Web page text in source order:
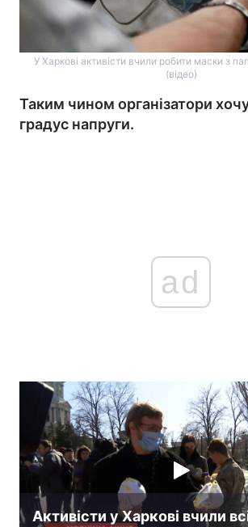
У Харкові активісти вчили робити маски з
(відео)
Таким чином організатори
градус напруги.
ad
Активісти у Харкові вчили